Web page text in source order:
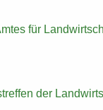
für
der